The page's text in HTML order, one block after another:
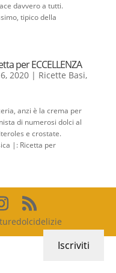
davvero a tutti.
tipico della
per ECCELLENZA
2020| Ricette Basi,
anzi è la crema per
di numerosi dolci al
e crostate.
|: Ricetta per
Iscriviti